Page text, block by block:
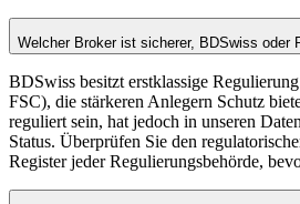
Welcher Broker ist sicherer, BDSwiss oder
BDSwiss besitzt erstklassige
FSC), die stärkeren Anlegern Schutz
reguliert sein, hat jedoch in unseren
Status. Überprüfen Sie den
Register jeder Regulierungsbehörde,